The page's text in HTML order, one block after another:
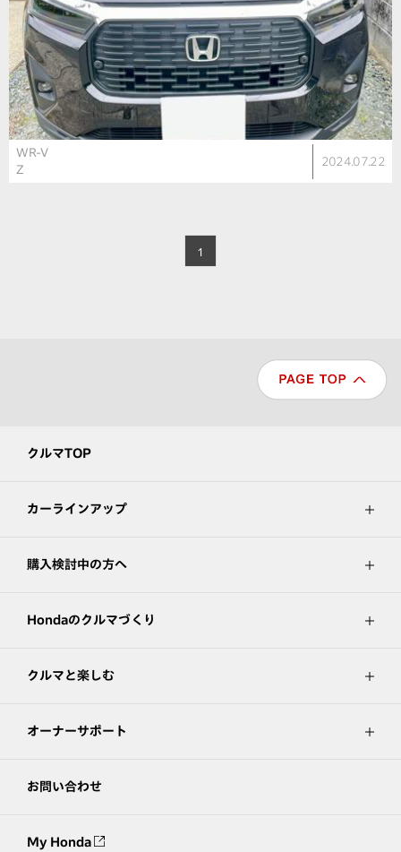
WR-V
Z
2024.07.22
1
クルマTOP
カーラインアップ
購入検討中の方へ
Hondaのクルマづくり
クルマと楽しむ
オーナーサポート
お問い合わせ
My Honda